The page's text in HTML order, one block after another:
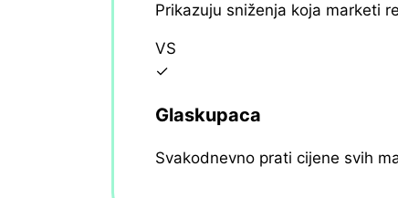
Prikazuju sniženja koja marketi
VS
✓
Glaskupaca
Svakodnevno prati cijene svih